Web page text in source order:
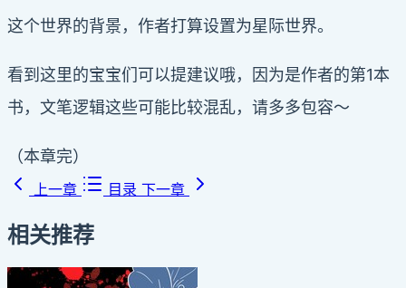
这个世界的背景，作者打算设置为星际世界。
看到这里的宝宝们可以提建议哦，因为是作者的第1本
书，文笔逻辑这些可能比较混乱，请多多包容～
（本章完）
上一章 目录 下一章
相关推荐